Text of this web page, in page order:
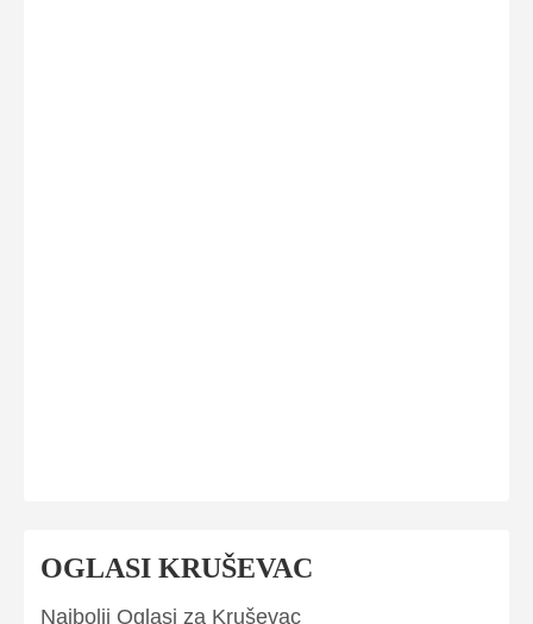
OGLASI KRUŠEVAC
Najbolji Oglasi za Kruševac